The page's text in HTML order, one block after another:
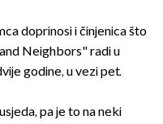
doprinosi i činjenica što
Neighbors" radi u
godine, u vezi pet.
pa je to na neki